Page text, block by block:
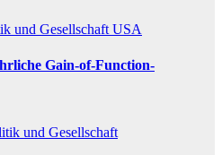
und Gesellschaft USA
Gain-of-Function-
und Gesellschaft